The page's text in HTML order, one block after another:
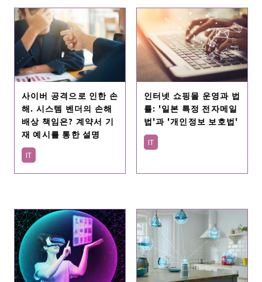
사이버 공격으로 인한 손
해. 시스템 벤더의 손해
배상 책임은? 계약서 기
재 예시를 통한 설명
IT
인터넷 쇼핑몰 운영과 법
률: '일본 특정 전자메일
법'과 '개인정보 보호법'
IT